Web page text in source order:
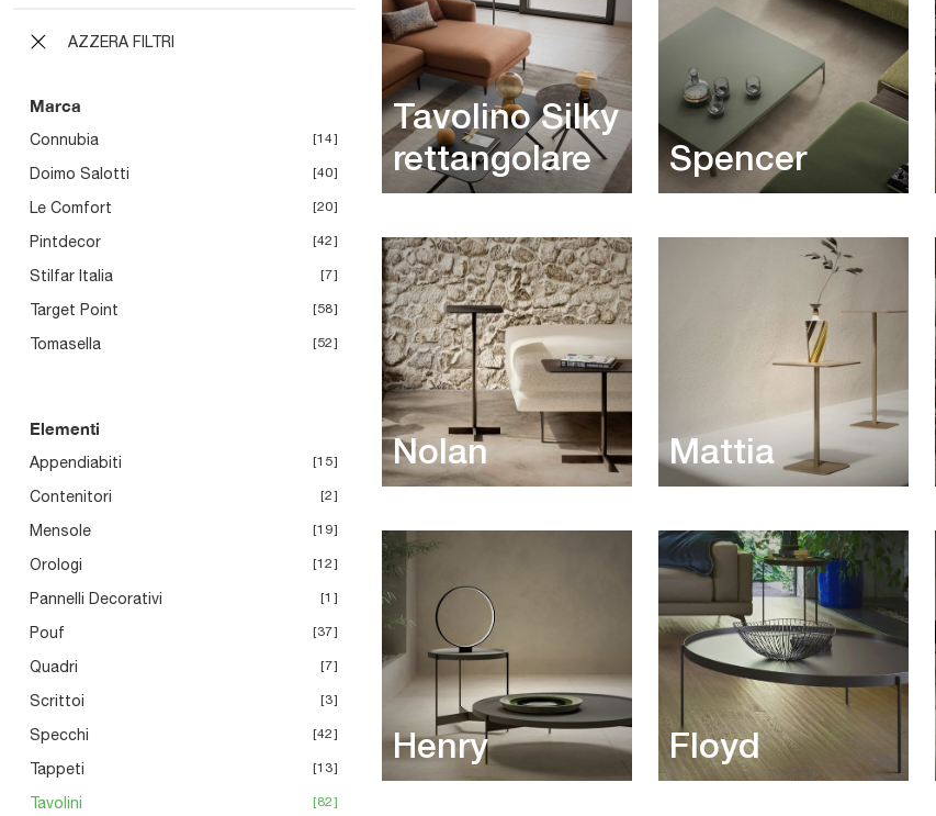
AZZERA FILTRI
Marca
Connubia 14
Doimo Salotti 40
Le Comfort 20
Pintdecor 42
Stilfar Italia 7
Target Point 58
Tomasella 52
Elementi
Appendiabiti 15
Contenitori 2
Mensole 19
Orologi 12
Pannelli Decorativi 1
Pouf 37
Quadri 7
Scrittoi 3
Specchi 42
Tappeti 13
Tavolini 82
Tavolino Silky
rettangolare
Spencer
Nolan Mattia
Henry Floyd